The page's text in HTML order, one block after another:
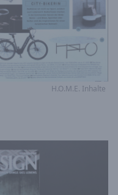
H.O.M.E. Inhalte